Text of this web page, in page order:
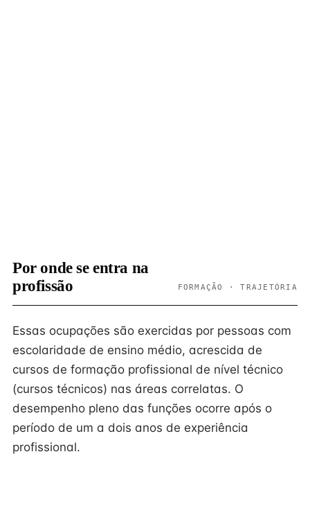
Por onde se entra na
profissão
FORMAÇÃO · TRAJETÓRIA
Essas ocupações são exercidas por pessoas com
escolaridade de ensino médio, acrescida de
cursos de formação profissional de nível técnico
(cursos técnicos) nas áreas correlatas. O
desempenho pleno das funções ocorre após o
período de um a dois anos de experiência
profissional.